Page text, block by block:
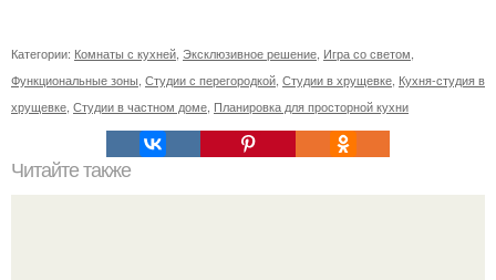
Категории: Комнаты с кухней Эксклюзивное решение Игра со светом
Функциональные зоны Студии с перегородкой Студии в хрущевке Кухня-студия в
хрущевке Студии в частном доме Планировка для просторной кухни
Читайте также